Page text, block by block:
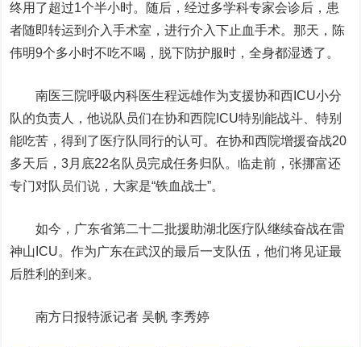
终用了超过1个半小时。随后，经过多学科专家会诊后，患
者随即转运到介入手术室，进行介入下止血手术。那天，陈
伟明9个多小时不吃不喝，脱下防护服时，全身都湿透了。
南医三院呼吸内科医生程远雄作为支援协和西ICU小分
队的负责人，他说队员们在协和西院ICU特别能战斗、特别
能吃苦，得到了医疗队同行的认可。在协和西院增援奋战20
多天后，3月底22名队员完成任务归队。临走前，张挪富还
专门对队员们说，大家是“铁血战士”。
如今，广东省第二十二批援助湖北医疗队继续奋战在雷
神山ICU。作为广东在武汉的最后一支队伍，他们将见证最
后胜利的到来。
南方日报特派记者 吴帆 李秀婷